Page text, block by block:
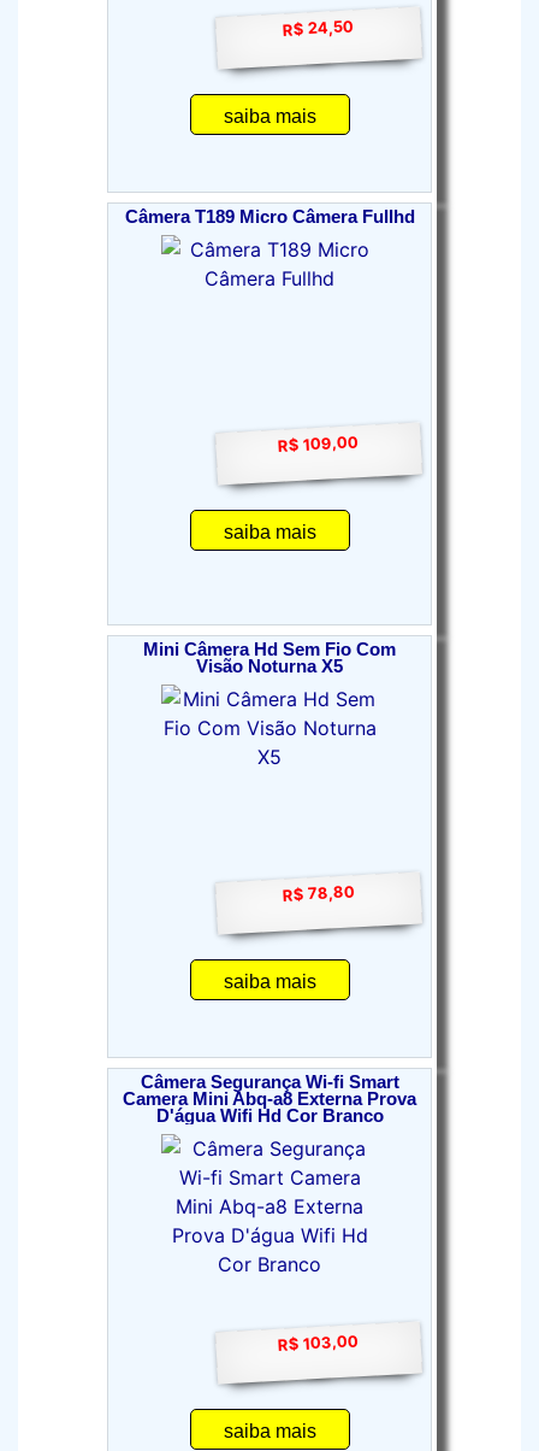
R$ 24,50
saiba mais
Câmera T189 Micro Câmera Fullhd
R$ 109,00
saiba mais
Mini Câmera Hd Sem Fio Com
Visão Noturna X5
R$ 78,80
saiba mais
Câmera Segurança Wi-fi Smart
Camera Mini Abq-a8 Externa Prova
D'água Wifi Hd Cor Branco
R$ 103,00
saiba mais